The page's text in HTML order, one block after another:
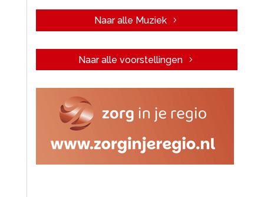
Naar alle Muziek
Naar alle voorstellingen